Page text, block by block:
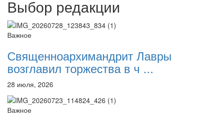
Выбор редакции
Важное
Священноархимандрит Лавры
возглавил торжества в ч ...
28 июля, 2026
Важное